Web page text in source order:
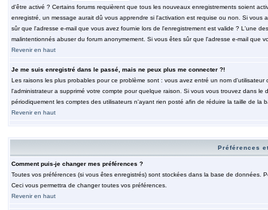
d'être activé ? Certains forums requièrent que tous les nouveaux enregistrements soient
enregistré, un message aurait dû vous apprendre si l'activation est requise ou non. Si
sûr que l'adresse e-mail que vous avez fournie lors de l'enregistrement est valide ? L'une
malintentionnés abuser du forum anonymement. Si vous êtes sûr que l'adresse e-mail que
Revenir en haut
Je me suis enregistré dans le passé, mais ne peux plus me connecter ?!
Les raisons les plus probables pour ce problème sont : vous avez entré un nom
l'administrateur a supprimé votre compte pour quelque raison. Si vous vous trouvez dans
périodiquement les comptes des utilisateurs n'ayant rien posté afin de réduire la taille de
Revenir en haut
Préférences
Comment puis-je changer mes préférences ?
Toutes vos préférences (si vous êtes enregistrés) sont stockées dans la base de données.
Ceci vous permettra de changer toutes vos préférences.
Revenir en haut